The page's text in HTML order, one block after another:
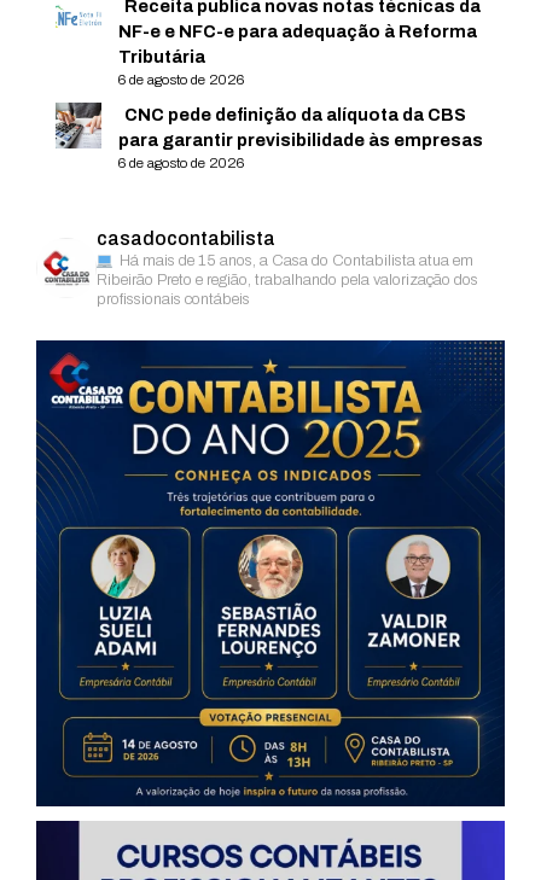
Receita publica novas notas técnicas da
NF-e e NFC-e para adequação à Reforma
Tributária
6 de agosto de 2026
CNC pede definição da alíquota da CBS
para garantir previsibilidade às empresas
6 de agosto de 2026
casadocontabilista
Há mais de 15 anos, a Casa do Contabilista atua em
Ribeirão Preto e região, trabalhando pela valorização dos
profissionais contábeis